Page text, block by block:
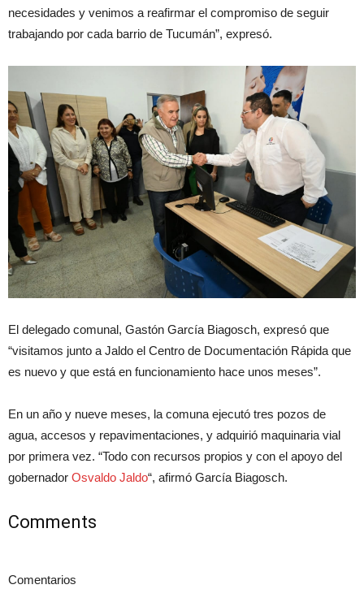
necesidades y venimos a reafirmar el compromiso de seguir
trabajando por cada barrio de Tucumán”, expresó.
El delegado comunal, Gastón García Biagosch, expresó que
“visitamos junto a Jaldo el Centro de Documentación Rápida que
es nuevo y que está en funcionamiento hace unos meses”.
En un año y nueve meses, la comuna ejecutó tres pozos de
agua, accesos y repavimentaciones, y adquirió maquinaria vial
por primera vez. “Todo con recursos propios y con el apoyo del
gobernador Osvaldo Jaldo“, afirmó García Biagosch.
Comments
Comentarios